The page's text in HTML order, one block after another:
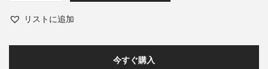
リストに追加
今すぐ購入